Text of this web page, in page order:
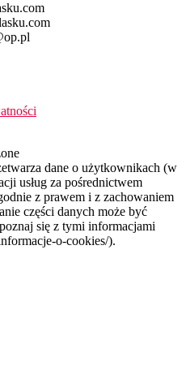
dane o użytkownikach (w
usług za pośrednictwem
z prawem i z zachowaniem
części danych może być
się z tymi informacjami
o-cookies/).